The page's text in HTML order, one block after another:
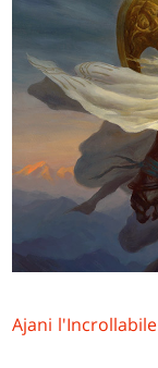
Ajani l'Incrollabile